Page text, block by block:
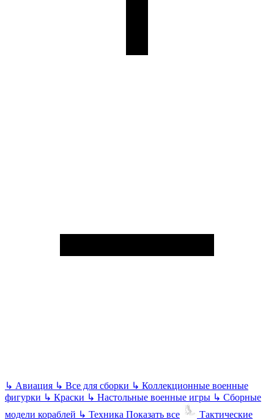
↳ Авиация ↳ Все для сборки ↳ Коллекционные военные
фигурки ↳ Краски ↳ Настольные военные игры ↳ Сборные
модели кораблей ↳ Техника Показать все Тактические